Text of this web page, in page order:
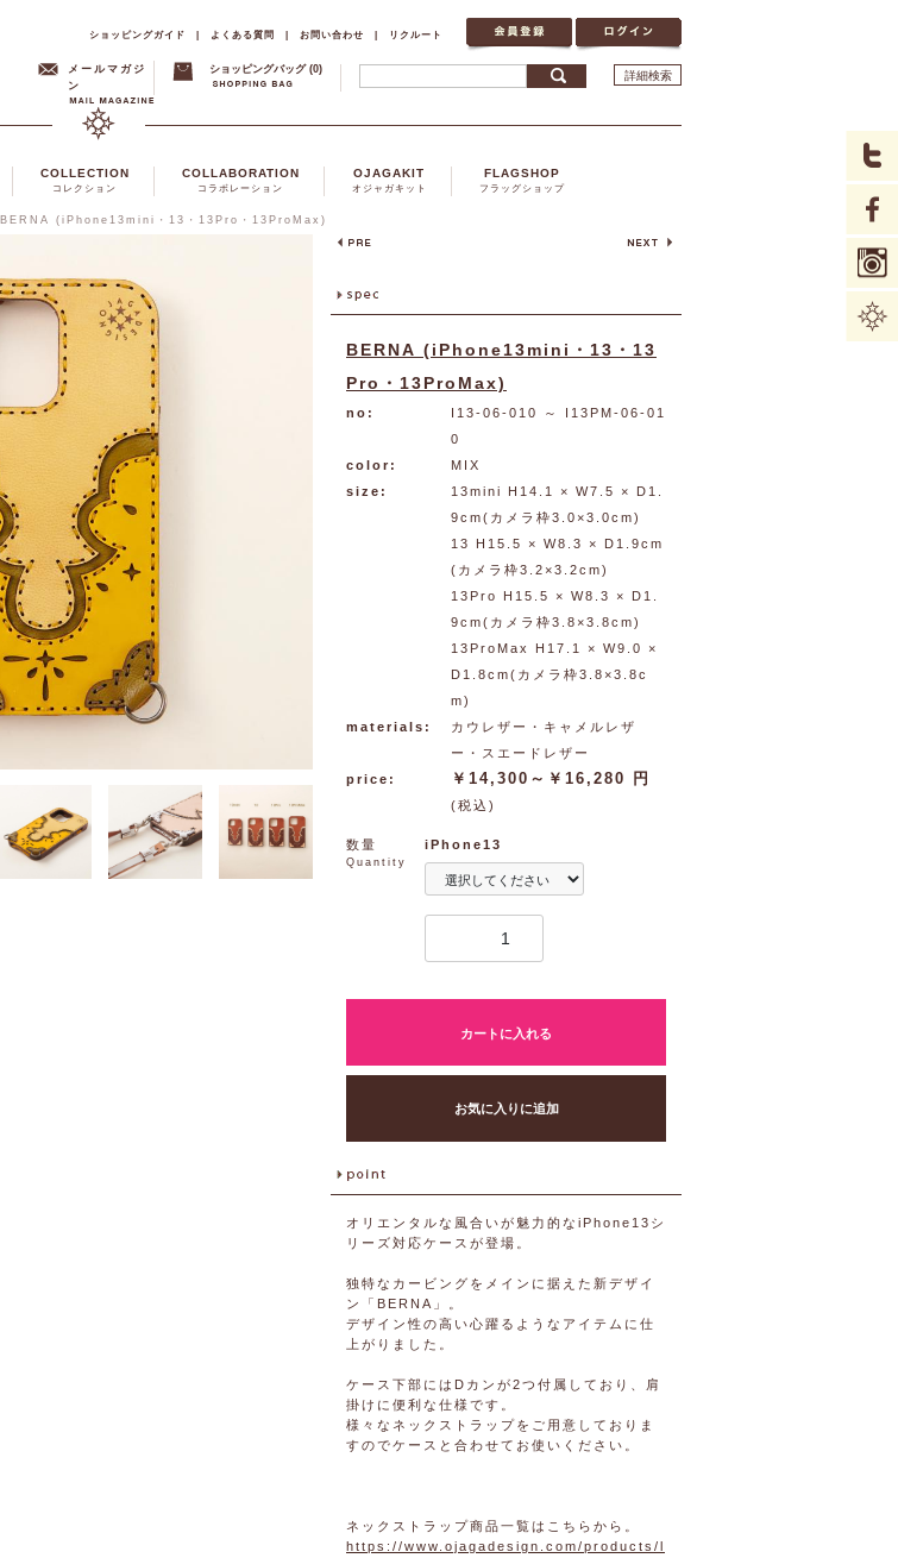
ショッピングガイド | よくある質問 | お問い合わせ | リクルート
メールマガジ
ン
ショッピングバッグ (0) 詳細検索
COLLECTION
コレクション
COLLABORATION
コラボレーション
OJAGAKIT
オジャガキット
FLAGSHOP
フラッグショップ
BERNA (iPhone13mini・13・13Pro・13ProMax)
BERNA (iPhone13mini・13・13
Pro・13ProMax)
no: I13-06-010
～ I13PM-06-01
0
color:
MIX
size:
13mini H14.1 × W7.5 × D1.
9cm(カメラ枠3.0×3.0cm)
13 H15.5 × W8.3 × D1.9cm
(カメラ枠3.2×3.2cm)
13Pro H15.5 × W8.3 × D1.
9cm(カメラ枠3.8×3.8cm)
13ProMax H17.1 × W9.0 ×
D1.8cm(カメラ枠3.8×3.8c
m)
materials:
カウレザー・キャメルレザ
ー・スエードレザー
price:
￥14,300～￥16,280 円
(税込)
数量
Quantity
iPhone13
カートに入れる
お気に入りに追加
オリエンタルな風合いが魅力的なiPhone13シ
リーズ対応ケースが登場。
独特なカービングをメインに据えた新デザイ
ン「BERNA」。
デザイン性の高い心躍るようなアイテムに仕
上がりました。
ケース下部にはDカンが2つ付属しており、肩
掛けに便利な仕様です。
様々なネックストラップをご用意しておりま
すのでケースと合わせてお使いください。
ネックストラップ商品一覧はこちらから。
https://www.ojagadesign.com/products/l